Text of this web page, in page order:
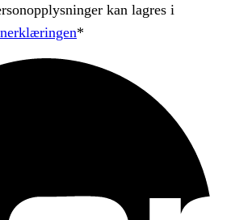
kan lagres i
*